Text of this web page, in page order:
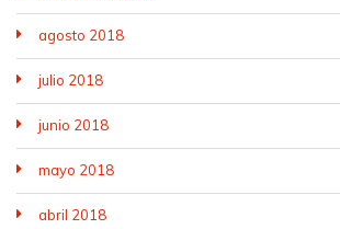
agosto 2018
julio 2018
junio 2018
mayo 2018
abril 2018